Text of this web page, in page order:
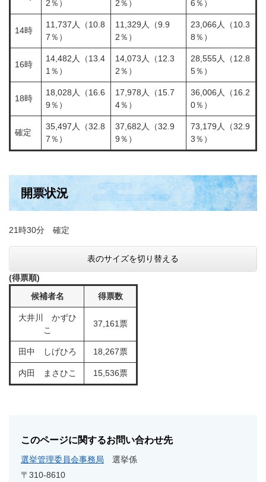
2％）
2％）
6％）
14時
11,737人（10.8
7％）
11,329人（9.9
2％）
23,066人（10.3
8％）
16時
14,482人（13.4
1％）
14,073人（12.3
2％）
28,555人（12.8
5％）
18時
18,028人（16.6
9％）
17,978人（15.7
4％）
36,006人（16.2
0％）
確定
35,497人（32.8
7％）
37,682人（32.9
9％）
73,179人（32.9
3％）
開票状況
21時30分 確定
表のサイズを切り替える
(得票順)
候補者名
得票数
大井川 かずひ
こ
37,161票
田中 しげひろ 18,267票
内田 まさひこ 15,536票
このページに関するお問い合わせ先
選挙管理委員会事務局
選挙係
〒310-8610